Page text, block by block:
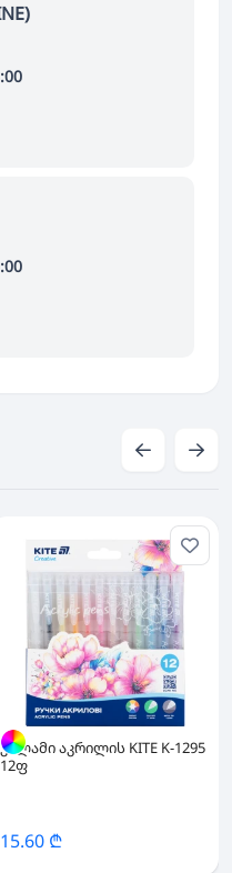
კალამი აკრილის KITE K-1295
12ფ
15.60 ₾